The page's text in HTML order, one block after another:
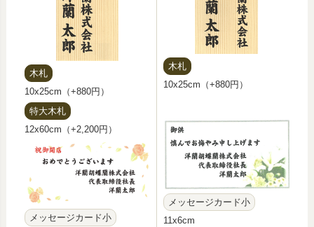
木札
10x25cm（+880円）
特大木札
12x60cm（+2,200円）
メッセージカード小
木札
10x25cm（+880円）
メッセージカード小
11x6cm